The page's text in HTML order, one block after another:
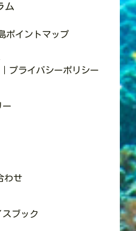
ム
ポイントマップ
｜プライバシーポリシー
ー
わせ
スブック